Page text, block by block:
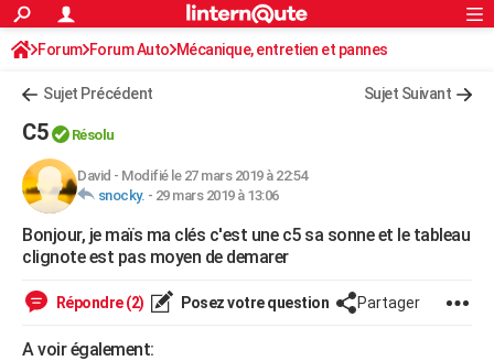
ACTUALITÉS
Politique
Société
Faits Divers
Education
Monde
Villes
+
FINANCE
Retraite
Impôts
Epargne
Immobilier
Risques naturels par ville
Banque
Assurance
Crédit
AUTO
Essais
Réserver un essai
Citadines
Berlines
SUV
Forum auto
+HIGH-TECH
Mobiles
Meilleur smartphone
Internet
Ordinateurs
Jeux vidéo
Guide high-tech
BRICOLAGE
WEEK-END
Rechercher
S'inscrire
Connexion
Forum Forum Auto Mécanique, entretien et pannes
Sujet Précédent Sujet Suivant
C5 Résolu
David - Modifié le 27 mars 2019 à 22:54
snocky. - 29 mars 2019 à 13:06
Bonjour, je maïs ma clés c'est une c5 sa sonne et le tableau
clignote est pas moyen de demarer
Répondre (2) Posez votre question Partager
A voir également: